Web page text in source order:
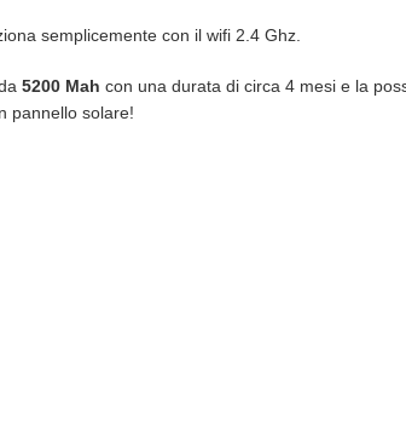
semplicemente con il wifi 2.4 Ghz.
5200 Mah con una durata di circa 4 mesi e la
pannello solare!